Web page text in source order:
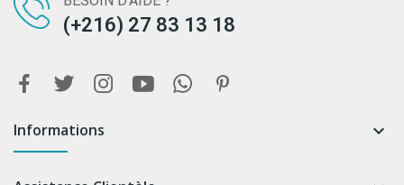
(+216) 27 83 13 18
Informations 